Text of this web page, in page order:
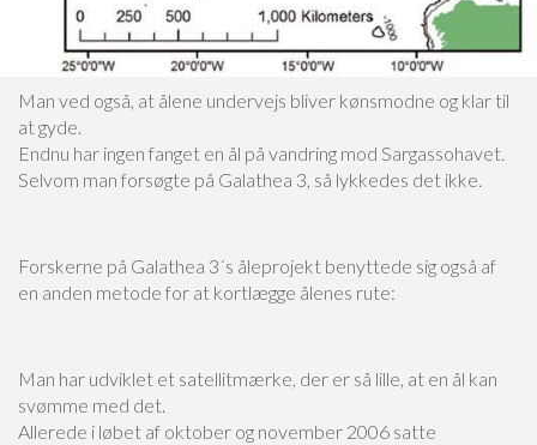
Man ved også, at ålene undervejs bliver kønsmodne og klar til
at gyde.
Endnu har ingen fanget en ål på vandring mod Sargassohavet.
Selvom man forsøgte på Galathea 3, så lykkedes det ikke.
Forskerne på Galathea 3´s åleprojekt benyttede sig også af
en anden metode for at kortlægge ålenes rute:
Man har udviklet et satellitmærke, der er så lille, at en ål kan
svømme med det.
Allerede i løbet af oktober og november 2006 satte